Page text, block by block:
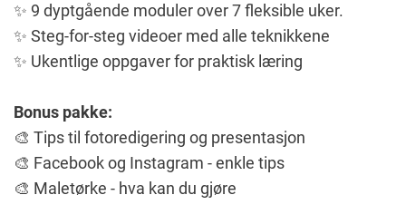
✨ 9 dyptgående moduler over 7 fleksible uker.
✨ Steg-for-steg videoer med alle teknikkene
✨ Ukentlige oppgaver for praktisk læring
Bonus pakke:
🎨 Tips til fotoredigering og presentasjon
🎨 Facebook og Instagram - enkle tips
🎨 Maletørke - hva kan du gjøre